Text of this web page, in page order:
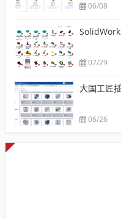
06/08
07/29
大国工匠
06/26